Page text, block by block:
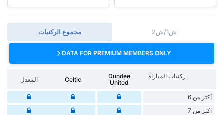
مجموع الركنيات ش1/ش2
DATA FOR PREMIUM MEMBERS ONLY
ركنيات المباراة
Dundee
United
Celtic المعدل
أكثر من 6
اكثر من 7